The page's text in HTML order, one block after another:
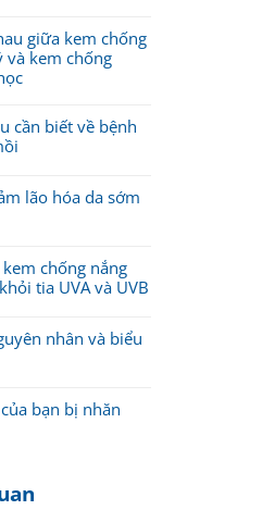
giữa kem chống
và kem chống
cần biết về bệnh
lão hóa da sớm
kem chống nắng
tia UVA và UVB
nhân và biểu
bạn bị nhăn